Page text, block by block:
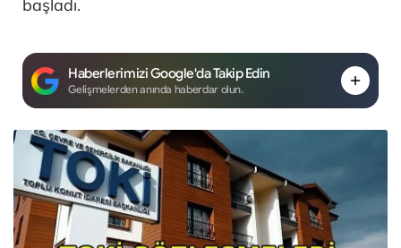
başladı.
Haberlerimizi Google'da Takip Edin
Gelişmelerden anında haberdar olun.